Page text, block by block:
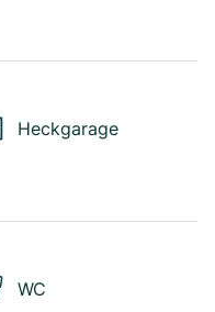
Heckgarage
WC